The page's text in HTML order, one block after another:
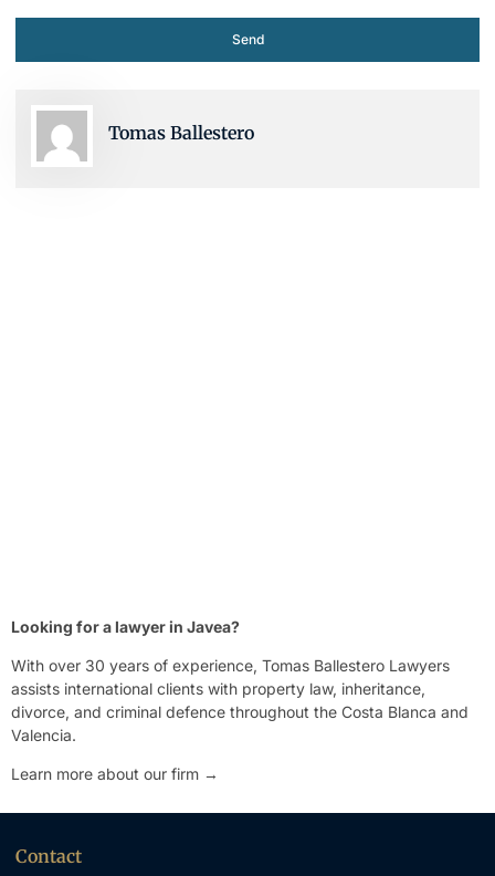
Send
Tomas Ballestero
Looking for a lawyer in Javea?
With over 30 years of experience, Tomas Ballestero Lawyers
assists international clients with property law, inheritance,
divorce, and criminal defence throughout the Costa Blanca and
Valencia.
Learn more about our firm →
Contact